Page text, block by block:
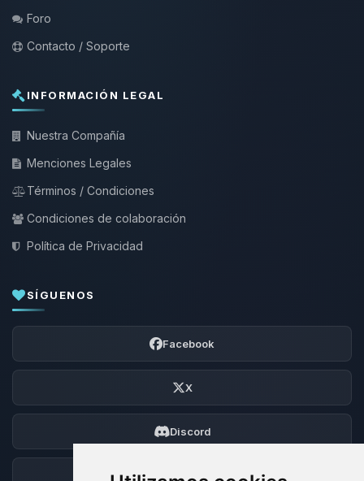
Foro
Contacto / Soporte
INFORMACIÓN LEGAL
Nuestra Compañía
Menciones Legales
Términos / Condiciones
Condiciones de colaboración
Política de Privacidad
SÍGUENOS
Facebook
X
Discord
Foro